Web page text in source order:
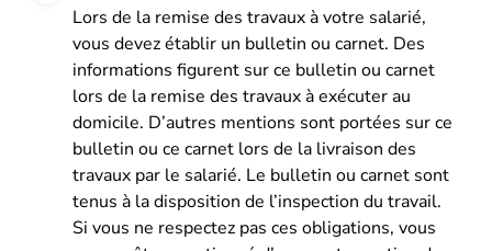
Lors de la remise des travaux à votre salarié,
vous devez établir un bulletin ou carnet. Des
informations figurent sur ce bulletin ou carnet
lors de la remise des travaux à exécuter au
domicile. D’autres mentions sont portées sur ce
bulletin ou ce carnet lors de la livraison des
travaux par le salarié. Le bulletin ou carnet sont
tenus à la disposition de l’inspection du travail.
Si vous ne respectez pas ces obligations, vous